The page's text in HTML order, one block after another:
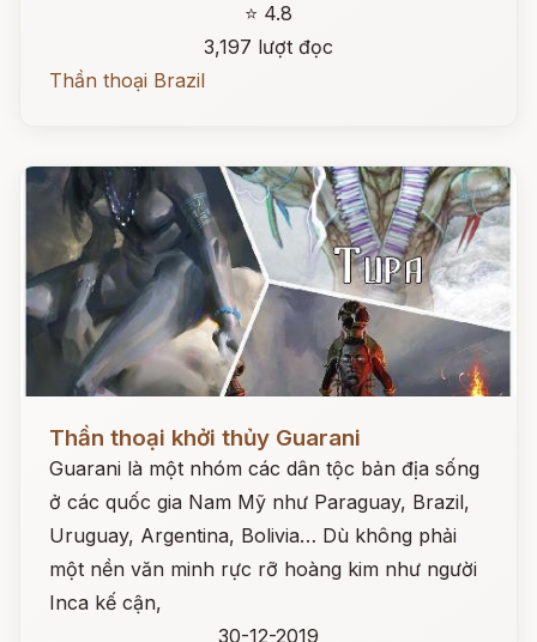
⭐ 4.8
3,197 lượt đọc
Thần thoại Brazil
Đọc ngay
Thần thoại khởi thủy Guarani
Guarani là một nhóm các dân tộc bản địa sống
ở các quốc gia Nam Mỹ như Paraguay, Brazil,
Uruguay, Argentina, Bolivia… Dù không phải
một nền văn minh rực rỡ hoàng kim như người
Inca kế cận,
30-12-2019